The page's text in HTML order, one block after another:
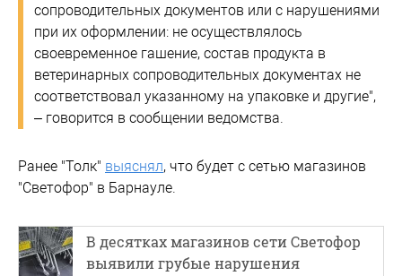
сопроводительных документов или с нарушениями
при их оформлении: не осуществлялось
своевременное гашение, состав продукта в
ветеринарных сопроводительных документах не
соответствовал указанному на упаковке и другие",
– говорится в сообщении ведомства.
Ранее "Толк" выяснял, что будет с сетью магазинов
"Светофор" в Барнауле.
В десятках магазинов сети Светофор
выявили грубые нарушения